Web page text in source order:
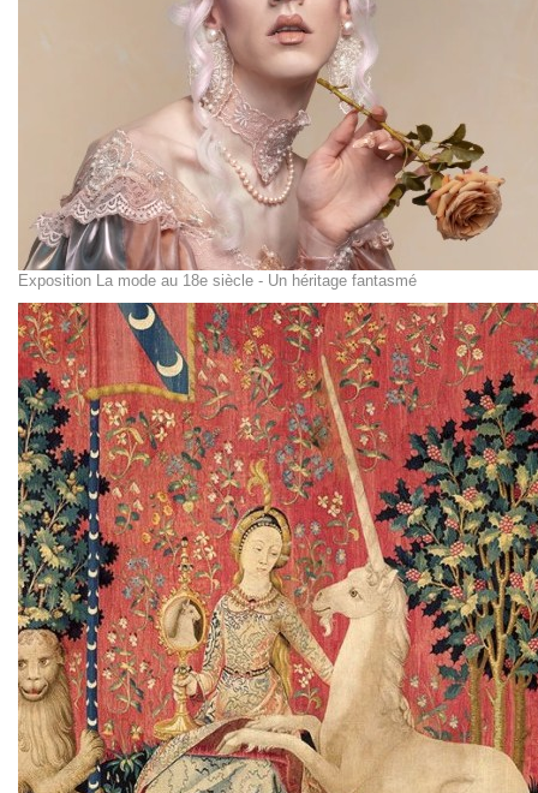
Exposition La mode au 18e siècle - Un héritage fantasmé